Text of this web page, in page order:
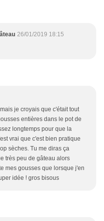
26/01/2019 18:15
je croyais que c'était tout
entières dans le pot de
longtemps pour que la
vrai que c'est bien pratique
sèches. Tu me diras ça
très peu de gâteau alors
mes gousses que lorsque j'en
idée ! gros bisous